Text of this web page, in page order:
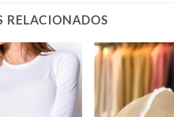
RELACIONADOS